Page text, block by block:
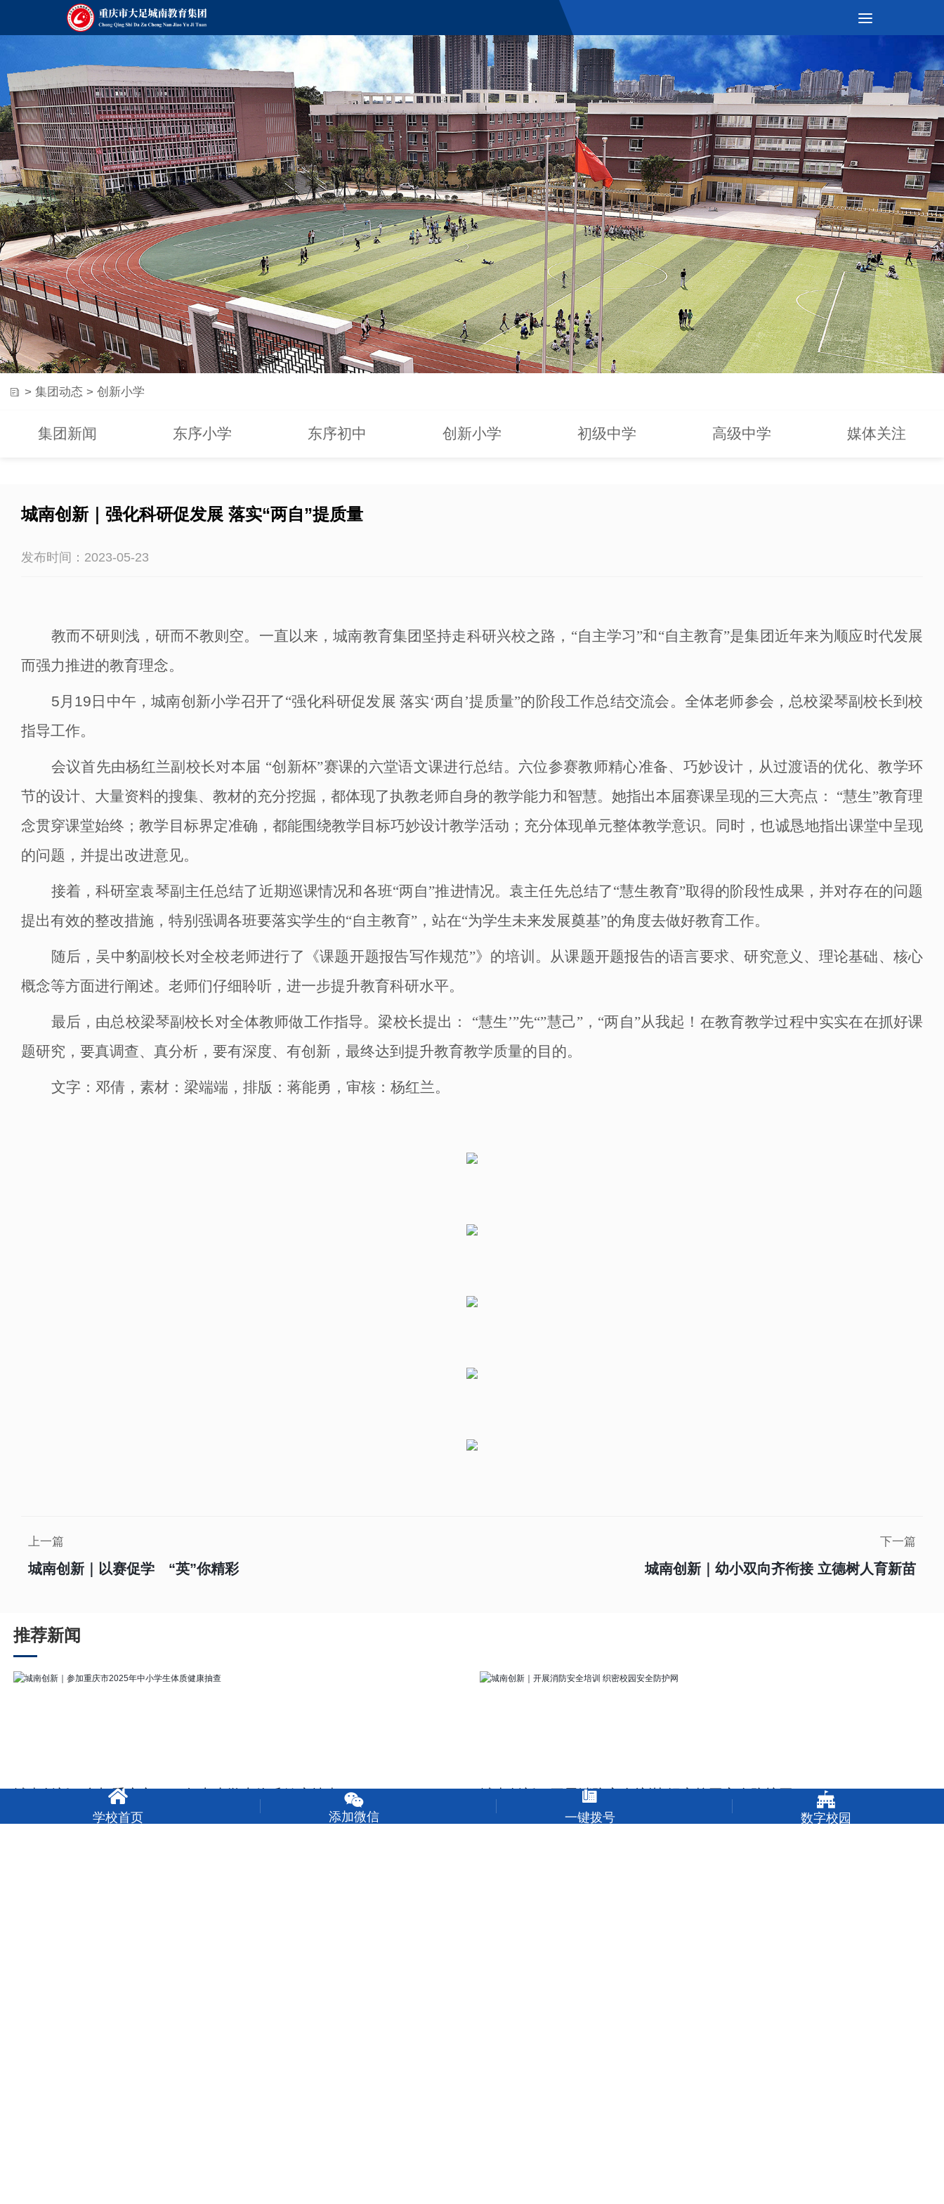
集团新闻 东序小学 东序初中 创新小学 初级中学 高级中学 媒体关注
> 集团动态 > 创新小学
城南创新｜强化科研促发展 落实“两自”提质量
发布时间：2023-05-23
教而不研则浅，研而不教则空。一直以来，城南教育集团坚持走科研兴校之路， “自主学习”和“自主教育”是集团近年来为顺应时代发展
而强力推进的教育理念。
5月19日 中午，城南创新小学召开了“强化科研促发展 落实‘两自’提质量”的阶段工作总结交流会。全体老师参会，总校梁琴副校长到校
指导工作。
会议首先由杨红兰副校长对本届 “创新杯”赛课的六堂语文课进行总结。六位参赛教师精心准备、巧妙设计，从过渡语的优化、教学环
节的设计、大量资料的搜集、教材的充分挖掘，都体现了执教老师自身的教学能力和智慧。她指出本届赛课呈现的三大亮点： “慧生”教育理
念贯穿课堂始终；教学目标界定准确，都能围绕教学目标巧妙设计教学活动；充分体现单元整体教学意识。同时，也诚恳地指出课堂中呈现
的问题，并提出改进意见。
接着，科研室袁琴副主任总结了近期巡课情况和各班“两自”推进情况。袁主任先总结了“慧生教育”取得的阶段性成果，并对存在的问题
提出有效的整改措施，特别强调各班要落实学生的“自主教育”，站在“为学生未来发展奠基”的角度去做好教育工作。
随后，吴中豹副校长对全校老师进行了《课题开题报告写作规范”》的培训。从课题开题报告的语言要求、研究意义、理论基础、核心
概念等方面进行阐述。老师们仔细聆听，进一步提升教育科研水平。
最后，由总校梁琴副校长对全体教师做工作指导。梁校长提出：
“慧生’”先“”慧己”，“两自”从我起！在教育教学过程中实实在在抓好课
题研究，要真调查、真分析，要有深度、有创新，最终达到提升教育教学质量的目的。
文字：邓倩， 素材：梁端端 ， 排版：蒋能勇， 审核：杨红兰。
上一篇
城南创新｜以赛促学 “英”你精彩
下一篇
城南创新｜幼小双向齐衔接 立德树人育新苗
推荐新闻
城南创新｜参加重庆市2025年中小学生体质健康抽查 城南创新｜开展消防安全培训 织密校园安全防护网

学校首页

添加微信

一键拨号

数字校园